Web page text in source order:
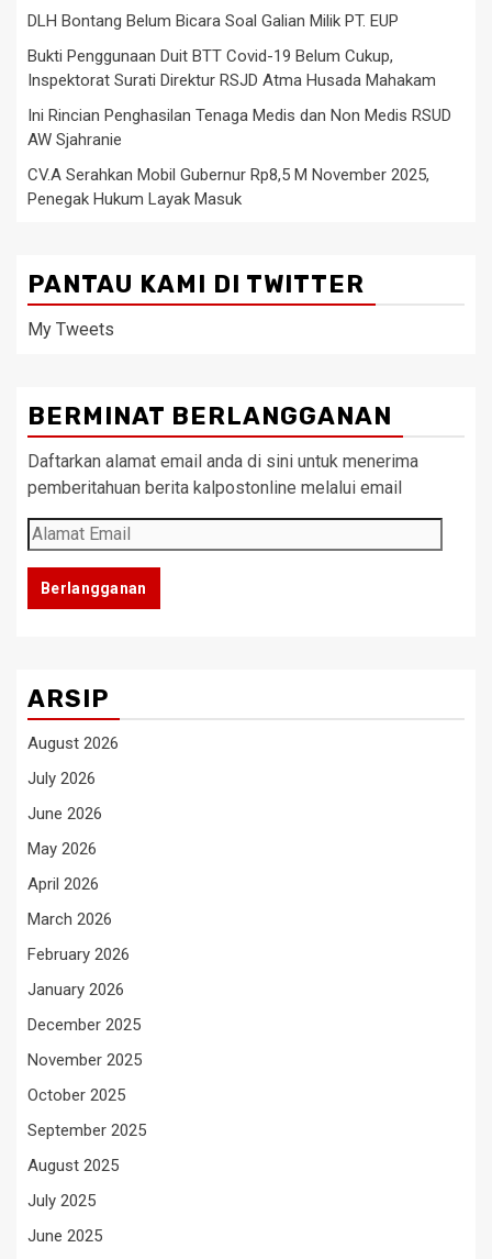
DLH Bontang Belum Bicara Soal Galian Milik PT. EUP
Bukti Penggunaan Duit BTT Covid-19 Belum Cukup,
Inspektorat Surati Direktur RSJD Atma Husada Mahakam
Ini Rincian Penghasilan Tenaga Medis dan Non Medis RSUD
AW Sjahranie
CV.A Serahkan Mobil Gubernur Rp8,5 M November 2025,
Penegak Hukum Layak Masuk
PANTAU KAMI DI TWITTER
My Tweets
BERMINAT BERLANGGANAN
Daftarkan alamat email anda di sini untuk menerima
pemberitahuan berita kalpostonline melalui email
Alamat
Email
Berlangganan
ARSIP
August 2026
July 2026
June 2026
May 2026
April 2026
March 2026
February 2026
January 2026
December 2025
November 2025
October 2025
September 2025
August 2025
July 2025
June 2025